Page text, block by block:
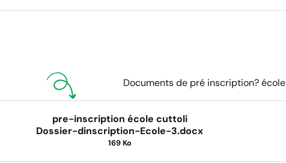
Documents de pré inscription? école
pre-inscription école cuttoli
Dossier-dinscription-Ecole-3.docx
169 Ko